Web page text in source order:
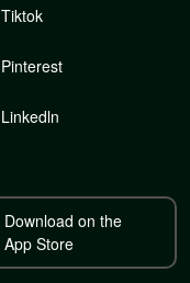
Tiktok
Pinterest
Linkedln
Download on the
App Store